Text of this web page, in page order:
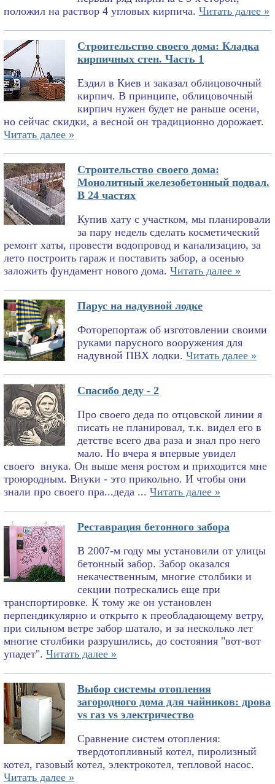
положил на раствор 4 угловых кирпича. Читать далее »
Строительство своего дома: Кладка
кирпичных стен. Часть 1
Ездил в Киев и заказал облицовочный
кирпич. В принципе, облицовочный
кирпич нужен будет не раньше осени,
но сейчас скидки, а весной он традиционно дорожает.
Читать далее »
Строительство своего дома:
Монолитный железобетонный подвал.
В 24 частях
Купив хату с участком, мы планировали
за пару недель сделать косметический
ремонт хаты, провести водопровод и канализацию, за
лето построить гараж и поставить забор, а осенью
заложить фундамент нового дома. Читать далее »
Парус на надувной лодке
Фоторепортаж об изготовлении своими
руками парусного вооружения для
надувной ПВХ лодки. Читать далее »
Спасибо деду - 2
Про своего деда по отцовской линии я
писать не планировал, т.к. видел его в
детстве всего два раза и знал про него
мало. Но вчера я впервые увидел
своего внука. Он выше меня ростом и приходится мне
троюродным. Внуки - это прикольно. И чтобы они
знали про своего пра...деда ... Читать далее »
Реставрация бетонного забора
В 2007-м году мы установили от улицы
бетонный забор. Забор оказался
некачественным, многие столбики и
секции потрескались еще при
транспортировке. К тому же он установлен
перпендикулярно и открыто к преобладающему ветру,
при сильном ветре забор шатало, и за несколько лет
многие столбики разрушились, до состояния "вот-вот
упадет". Читать далее »
Выбор системы отопления
загородного дома для чайников: дрова
vs газ vs электричество
Сравнение систем отопления:
твердотопливный котел, пиролизный
котел, газовый котел, электрокотел, тепловой насос.
Читать далее »